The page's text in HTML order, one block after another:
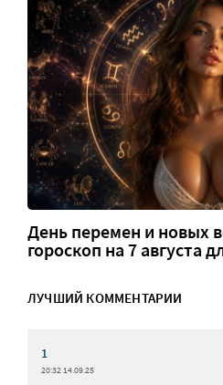
День перемен и новых
гороскоп на 7 августа
ЛУЧШИЙ КОММЕНТАРИИ
1
20:32 14.09.25